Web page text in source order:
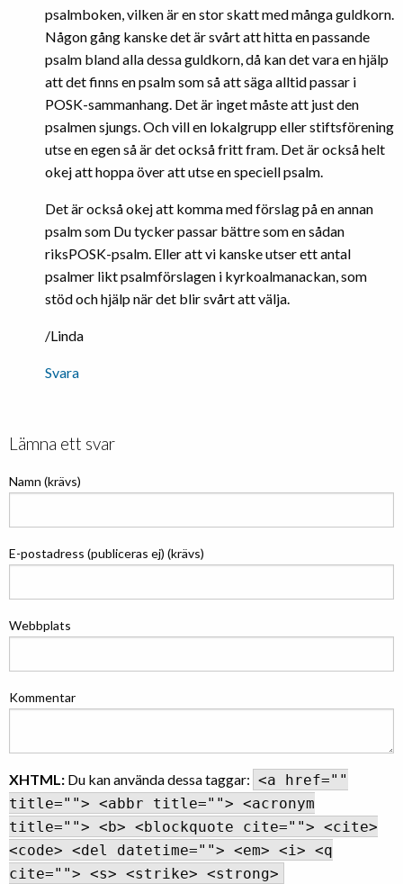
psalmboken, vilken är en stor skatt med många guldkorn.
Någon gång kanske det är svårt att hitta en passande
psalm bland alla dessa guldkorn, då kan det vara en hjälp
att det finns en psalm som så att säga alltid passar i
POSK-sammanhang. Det är inget måste att just den
psalmen sjungs. Och vill en lokalgrupp eller stiftsförening
utse en egen så är det också fritt fram. Det är också helt
okej att hoppa över att utse en speciell psalm.
Det är också okej att komma med förslag på en annan
psalm som Du tycker passar bättre som en sådan
riksPOSK-psalm. Eller att vi kanske utser ett antal
psalmer likt psalmförslagen i kyrkoalmanackan, som
stöd och hjälp när det blir svårt att välja.
/Linda
Svara
Lämna ett svar
Namn (krävs)
E-postadress (publiceras ej) (krävs)
Webbplats
Kommentar
XHTML: Du kan använda dessa taggar: <a href=""
title=""> <abbr title=""> <acronym
title=""> <b> <blockquote cite=""> <cite>
<code> <del datetime=""> <em> <i> <q
cite=""> <s> <strike> <strong>